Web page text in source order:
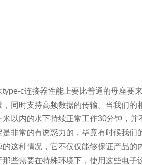
type-c连接器性能上要比普通的母座要
，同时支持高频数据的传输。当我们的
米以内的水下持续正常工作30分钟，
是非常的有诱惑力的，毕竟有时候我们
的这种情况，它不仅仅能够保证产品的
那些需要在特殊环境下，使用这些电子